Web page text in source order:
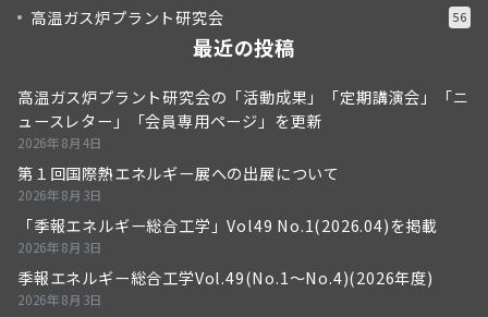
高温ガス炉プラント研究会 56
最近の投稿
高温ガス炉プラント研究会の「活動成果」「定期講演会」「ニ
ュースレター」「会員専用ページ」を更新
2026年8月4日
第１回国際熱エネルギー展への出展について
2026年8月3日
「季報エネルギー総合工学」Vol49 No.1(2026.04)を掲載
2026年8月3日
季報エネルギー総合工学Vol.49(No.1～No.4)(2026年度)
2026年8月3日